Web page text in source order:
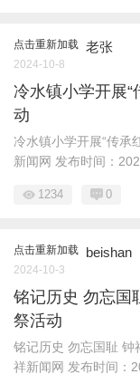
点击重新加载 老张
2024-10-8
冷水镇小学开展“
动
冷水镇小学开展“传承
新闻网 发布时间：
1234 0
点击重新加载 beishan
2024-10-3
铭记历史 勿忘国
祭活动
铭记历史 勿忘国耻 钟
祥新闻网 发布时间：